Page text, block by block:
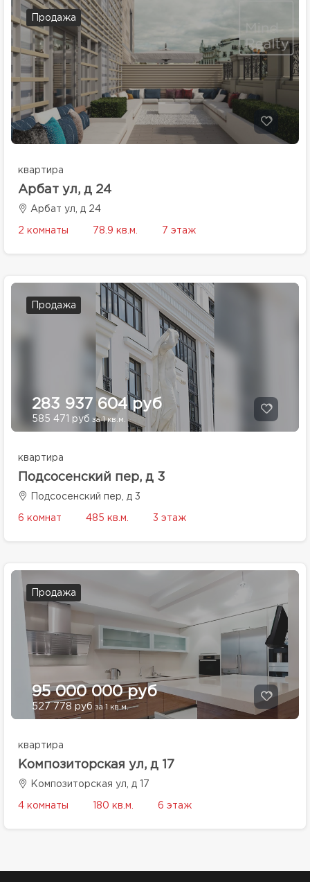
Продажа
квартира
Арбат ул, д 24
Арбат ул, д 24
2 комнаты 78.9 кв.м. 7 этаж
Продажа
283 937 604 руб
585 471 руб за 1 кв.м.
квартира
Подсосенский пер, д 3
Подсосенский пер, д 3
6 комнат 485 кв.м. 3 этаж
Продажа
95 000 000 руб
527 778 руб за 1 кв.м.
квартира
Композиторская ул, д 17
Композиторская ул, д 17
4 комнаты 180 кв.м. 6 этаж